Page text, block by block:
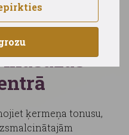
ķermeņa tonusu,